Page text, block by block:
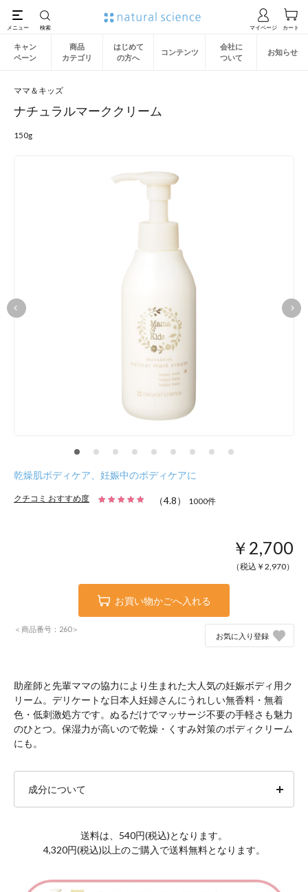
キャン
ペーン
商品
カテゴリ
はじめて
の方へ
コンテンツ
会社に
ついて
お知らせ
ママ＆キッズ
ナチュラルマーククリーム
150g
乾燥肌ボディケア、妊娠中のボディケアに
クチコミ おすすめ度 （4.8） 1000件
￥2,700
（税込￥ 2,970）
お買い物かごへ入れる
＜商品番号：260＞
お気に入り登録
助産師と先輩ママの協力により生まれた大人気の妊娠ボディ用ク
リーム。デリケートな日本人妊婦さんにうれしい無香料・無着
色・低刺激処方です。ぬるだけでマッサージ不要の手軽さも魅力
のひとつ。保湿力が高いので乾燥・くすみ対策のボディクリーム
にも。
成分について